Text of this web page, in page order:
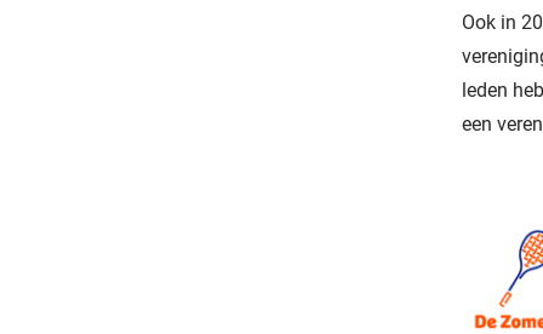
Ook in
leden
een